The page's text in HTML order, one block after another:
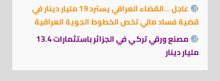
عاجل …القضاء العراقي يسترد 19 مليار دينار في
قضية فساد مالي تخص الخطوط الجوية العراقية
مصنع ورقي تركي في الجزائر باستثمارات 13.4
مليار دينار